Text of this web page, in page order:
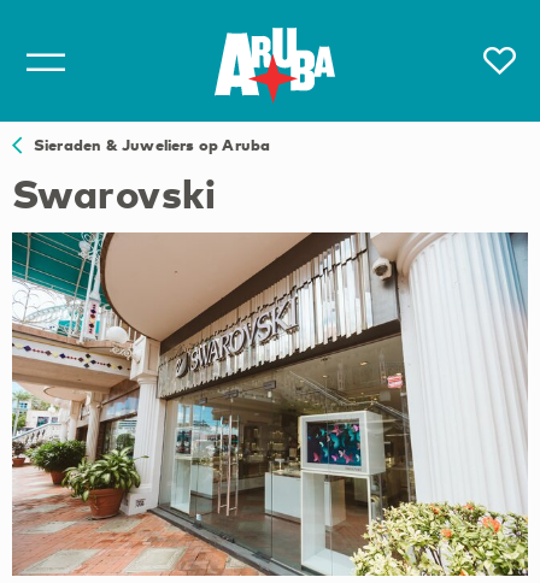
Sieraden & Juweliers op Aruba
Swarovski